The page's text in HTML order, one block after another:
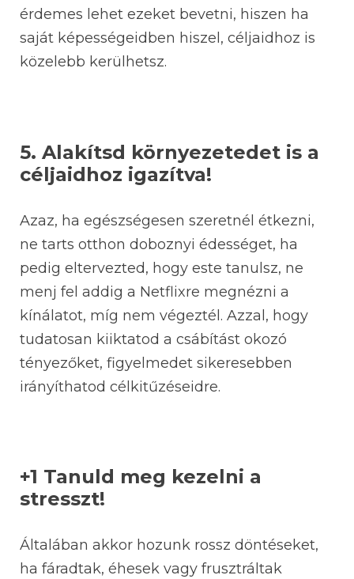
érdemes lehet ezeket bevetni, hiszen ha
saját képességeidben hiszel, céljaidhoz is
közelebb kerülhetsz.
5. Alakítsd környezetedet is a
céljaidhoz igazítva!
Azaz, ha egészségesen szeretnél étkezni,
ne tarts otthon doboznyi édességet, ha
pedig eltervezted, hogy este tanulsz, ne
menj fel addig a Netflixre megnézni a
kínálatot, míg nem végeztél. Azzal, hogy
tudatosan kiiktatod a csábítást okozó
tényezőket, figyelmedet sikeresebben
irányíthatod célkitűzéseidre.
+1 Tanuld meg kezelni a
stresszt!
Általában akkor hozunk rossz döntéseket,
ha fáradtak, éhesek vagy frusztráltak